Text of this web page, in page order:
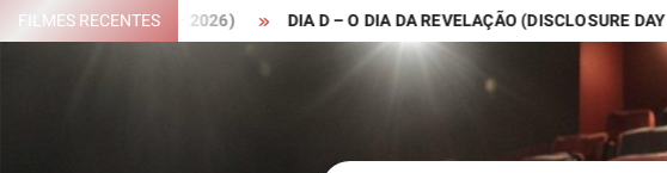
Skip
to
FILMES RECENTES
HOOD – 2026) DIA D – O DIA DA REVELAÇÃO (DISCLOSURE DAY – 2026)